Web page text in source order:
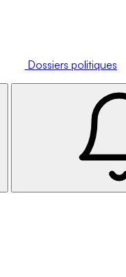
Dossiers politiques